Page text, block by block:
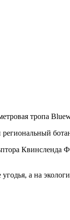
тропа
а на